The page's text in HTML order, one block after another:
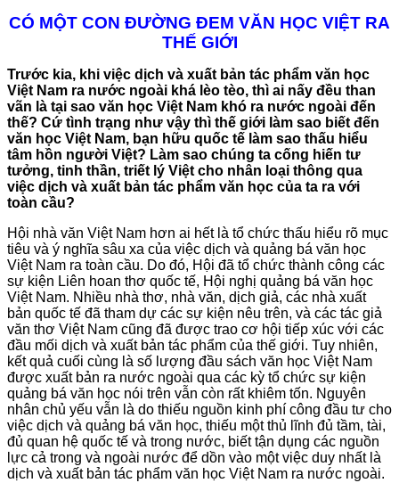
CÓ MỘT CON ĐƯỜNG ĐEM VĂN HỌC VIỆT RA
THẾ GIỚI
Trước kia, khi việc dịch và xuất bản tác phẩm văn học
Việt Nam ra nước ngoài khá lèo tèo, thì ai nấy đều than
vãn là tại sao văn học Việt Nam khó ra nước ngoài đến
thế? Cứ tình trạng như vậy thì thế giới làm sao biết đến
văn học Việt Nam, bạn hữu quốc tế làm sao thấu hiểu
tâm hồn người Việt? Làm sao chúng ta cống hiến tư
tưởng, tinh thần, triết lý Việt cho nhân loại thông qua
việc dịch và xuất bản tác phẩm văn học của ta ra với
toàn cầu?
Hội nhà văn Việt Nam hơn ai hết là tổ chức thấu hiểu rõ mục
tiêu và ý nghĩa sâu xa của việc dịch và quảng bá văn học
Việt Nam ra toàn cầu. Do đó, Hội đã tổ chức thành công các
sự kiện Liên hoan thơ quốc tế, Hội nghị quảng bá văn học
Việt Nam. Nhiều nhà thơ, nhà văn, dịch giả, các nhà xuất
bản quốc tế đã tham dự các sự kiện nêu trên, và các tác giả
văn thơ Việt Nam cũng đã được trao cơ hội tiếp xúc với các
đầu mối dịch và xuất bản tác phẩm của thế giới. Tuy nhiên,
kết quả cuối cùng là số lượng đầu sách văn học Việt Nam
được xuất bản ra nước ngoài qua các kỳ tổ chức sự kiện
quảng bá văn học nói trên vẫn còn rất khiêm tốn. Nguyên
nhân chủ yếu vẫn là do thiếu nguồn kinh phí công đầu tư cho
việc dịch và quảng bá văn học, thiếu một thủ lĩnh đủ tầm, tài,
đủ quan hệ quốc tế và trong nước, biết tận dụng các nguồn
lực cả trong và ngoài nước để dồn vào một việc duy nhất là
dịch và xuất bản tác phẩm văn học Việt Nam ra nước ngoài.